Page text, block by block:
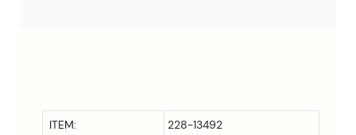
ITEM:
228-13492